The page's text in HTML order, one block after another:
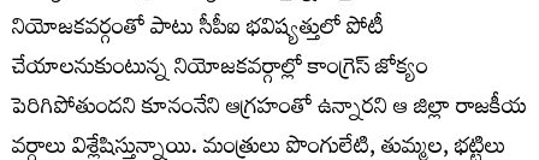
నియోజకవర్గంతో పాటు సీపీఐ భవిష్యత్తులో పోటీ
చేయాలనుకుంటున్న నియోజకవర్గాల్లో కాంగ్రెస్ జోక్యం
పెరిగిపోతుందని కూనంనేని ఆగ్రహంతో ఉన్నారని ఆ జిల్లా రాజకీయ
వర్గాలు విశ్లేషిస్తున్నాయి. మంత్రులు పొంగులేటి, తుమ్మల, భట్టిలు